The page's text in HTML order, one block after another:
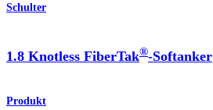
Schulter
1.8 Knotless FiberTak®-Softanker
Produkt